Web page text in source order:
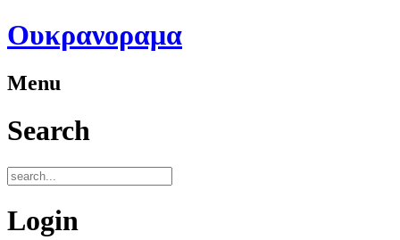
Ουκρανοραμα
Menu
Search
Login